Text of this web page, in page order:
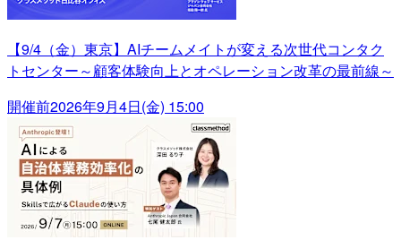
【9/4（金）東京】AIチームメイトが変える次世代コンタク
トセンター～顧客体験向上とオペレーション改革の最前線～
開催前2026年9月4日(金) 15:00